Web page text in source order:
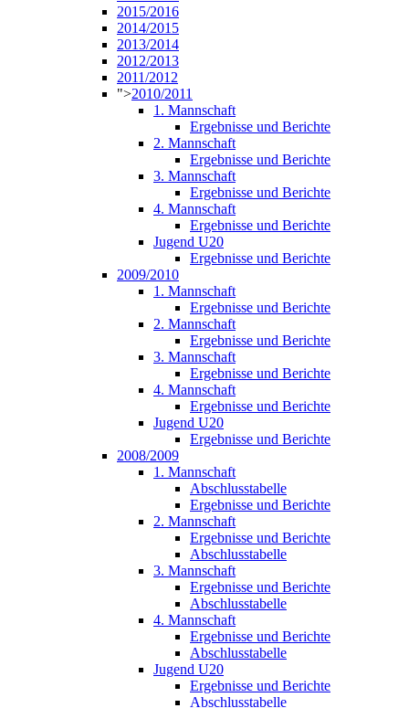
2015/2016
2014/2015
2013/2014
2012/2013
2011/2012
">2010/2011
1. Mannschaft
Ergebnisse und Berichte
2. Mannschaft
Ergebnisse und Berichte
3. Mannschaft
Ergebnisse und Berichte
4. Mannschaft
Ergebnisse und Berichte
Jugend U20
Ergebnisse und Berichte
2009/2010
1. Mannschaft
Ergebnisse und Berichte
2. Mannschaft
Ergebnisse und Berichte
3. Mannschaft
Ergebnisse und Berichte
4. Mannschaft
Ergebnisse und Berichte
Jugend U20
Ergebnisse und Berichte
2008/2009
1. Mannschaft
Abschlusstabelle
Ergebnisse und Berichte
2. Mannschaft
Ergebnisse und Berichte
Abschlusstabelle
3. Mannschaft
Ergebnisse und Berichte
Abschlusstabelle
4. Mannschaft
Ergebnisse und Berichte
Abschlusstabelle
Jugend U20
Ergebnisse und Berichte
Abschlusstabelle